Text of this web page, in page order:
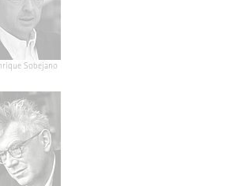
Sobejano